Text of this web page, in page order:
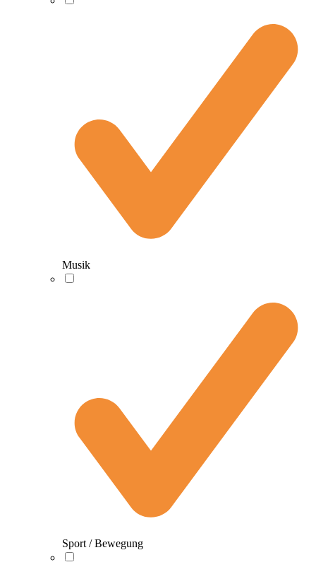
Musik
Sport / Bewegung